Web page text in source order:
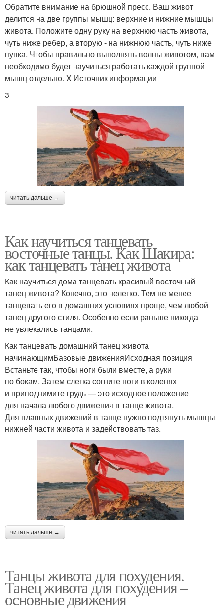
Обратите внимание на брюшной пресс. Ваш живот
делится на две группы мышц: верхние и нижние мышцы
живота. Положите одну руку на верхнюю часть живота,
чуть ниже ребер, а вторую - на нижнюю часть, чуть ниже
пупка. Чтобы правильно выполнять волны животом, вам
необходимо будет научиться работать каждой группой
мышц отдельно. X Источник информации
3
читать дальше →
Как научиться танцевать
восточные танцы. Как Шакира:
как танцевать танец живота
Как научиться дома танцевать красивый восточный
танец живота? Конечно, это нелегко. Тем не менее
танцевать его в домашних условиях проще, чем любой
танец другого стиля. Особенно если раньше никогда
не увлекались танцами.
Как танцевать домашний танец живота
начинающимБазовые движенияИсходная позиция
Встаньте так, чтобы ноги были вместе, а руки
по бокам. Затем слегка согните ноги в коленях
и приподнимите грудь — это исходное положение
для начала любого движения в танце живота.
Для плавных движений в танце нужно подтянуть мышцы
нижней части живота и задействовать таз.
читать дальше →
Танцы живота для похудения.
Танец живота для похудения –
основные движения